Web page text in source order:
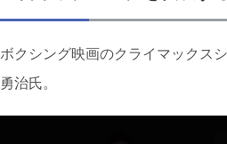
ボクシング映画のクライマックス
勇治氏。